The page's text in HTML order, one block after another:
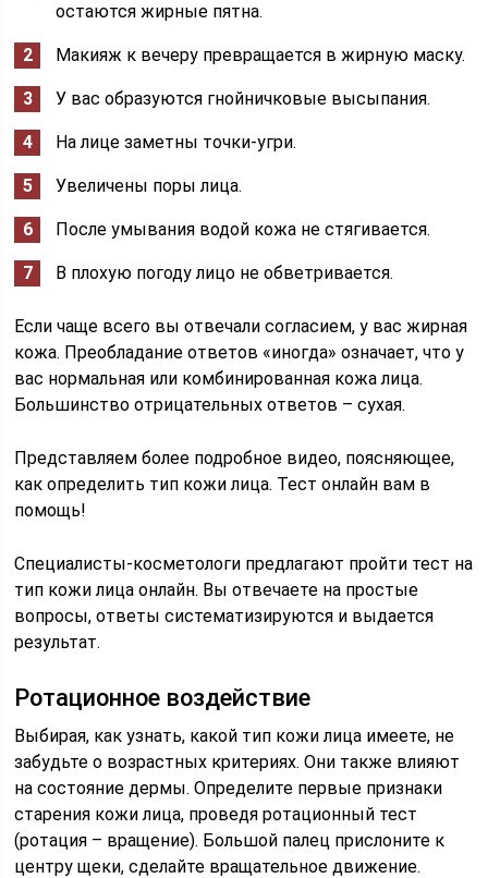
остаются жирные пятна.
Макияж к вечеру превращается в жирную маску.
У вас образуются гнойничковые высыпания.
На лице заметны точки-угри.
Увеличены поры лица.
После умывания водой кожа не стягивается.
В плохую погоду лицо не обветривается.
Если чаще всего вы отвечали согласием, у вас жирная
кожа. Преобладание ответов «иногда» означает, что у
вас нормальная или комбинированная кожа лица.
Большинство отрицательных ответов – сухая.
Представляем более подробное видео, поясняющее,
как определить тип кожи лица. Тест онлайн вам в
помощь!
Специалисты-косметологи предлагают пройти тест на
тип кожи лица онлайн. Вы отвечаете на простые
вопросы, ответы систематизируются и выдается
результат.
Ротационное воздействие
Выбирая, как узнать, какой тип кожи лица имеете, не
забудьте о возрастных критериях. Они также влияют
на состояние дермы. Определите первые признаки
старения кожи лица, проведя ротационный тест
(ротация – вращение). Большой палец прислоните к
центру щеки, сделайте вращательное движение.